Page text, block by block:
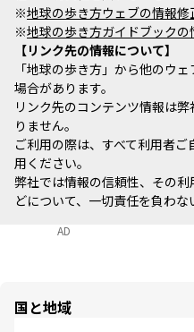
※地球の歩き方ウェブの情報
※地球の歩き方ガイドブック
リンク先の情報について
「地球の歩き方」から他のウ
場合があります。
リンク先のコンテンツ情報は
りません。
ご利用の際は、すべて利用者
用ください。
弊社では情報の信頼性、その
どについて、一切責任を負わな
AD
国と地域